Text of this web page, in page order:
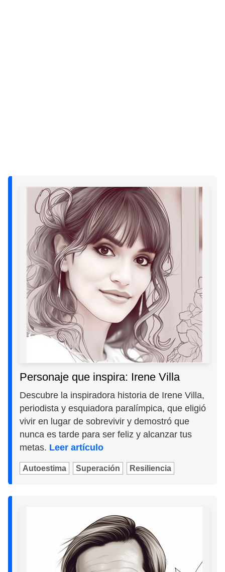
Personaje que inspira: Irene Villa
Descubre la inspiradora historia de Irene Villa,
periodista y esquiadora paralímpica, que eligió
vivir en lugar de sobrevivir y demostró que
nunca es tarde para ser feliz y alcanzar tus
metas. Leer artículo
Autoestima Superación Resiliencia